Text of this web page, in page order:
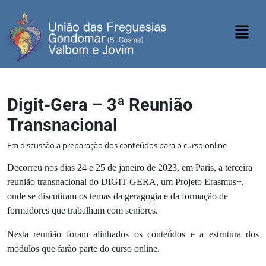
Digit-Gera – 3ª Reunião
Transnacional
Em discussão a preparação dos conteúdos para o curso online
Decorreu nos dias 24 e 25 de janeiro de 2023, em Paris, a terceira
reunião transnacional do DIGIT-GERA, um Projeto Erasmus+,
onde se discutiram os temas da geragogia e da formação de
formadores que trabalham com seniores.
Nesta reunião foram alinhados os conteúdos e a estrutura dos
módulos que farão parte do curso online.